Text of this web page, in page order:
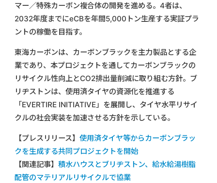
マー／特殊カーボン複合体の開発を進める。4者は、
2032年度までにeCBを年間5,000トン生産する実証プラ
ントの稼働を目指す。
東海カーボンは、カーボンブラックを主力製品とする企
業であり、本プロジェクトを通してカーボンブラックの
リサイクル性向上とCO2排出量削減に取り組む方針。ブ
リヂストンは、使用済タイヤの資源化を推進する
「EVERTIRE INITIATIVE」を展開し、タイヤ水平リサイ
クルの社会実装を加速させる方針を示している。
【プレスリリース】 使用済タイヤ等からカーボンブラッ
クを生成する共同プロジェクトを開始
【関連記事】 積水ハウスとブリヂストン、給水給湯樹脂
配管のマテリアルリサイクルで協業